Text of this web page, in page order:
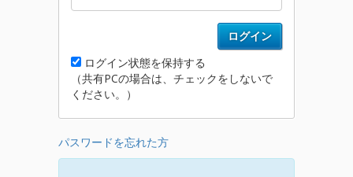
ログイン
ログイン状態を保持する
（共有PCの場合は、チェックをしないで
ください。）
パスワードを忘れた方